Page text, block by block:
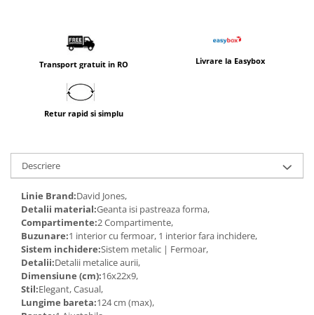
Transport gratuit in RO Livrare la Easybox
Retur rapid si simplu
Descriere
Linie Brand:David Jones,
Detalii material:Geanta isi pastreaza forma,
Compartimente:2 Compartimente,
Buzunare:1 interior cu fermoar, 1 interior fara inchidere,
Sistem inchidere:Sistem metalic | Fermoar,
Detalii:Detalii metalice aurii,
Dimensiune (cm):16x22x9,
Stil:Elegant, Casual,
Lungime bareta:124 cm (max),